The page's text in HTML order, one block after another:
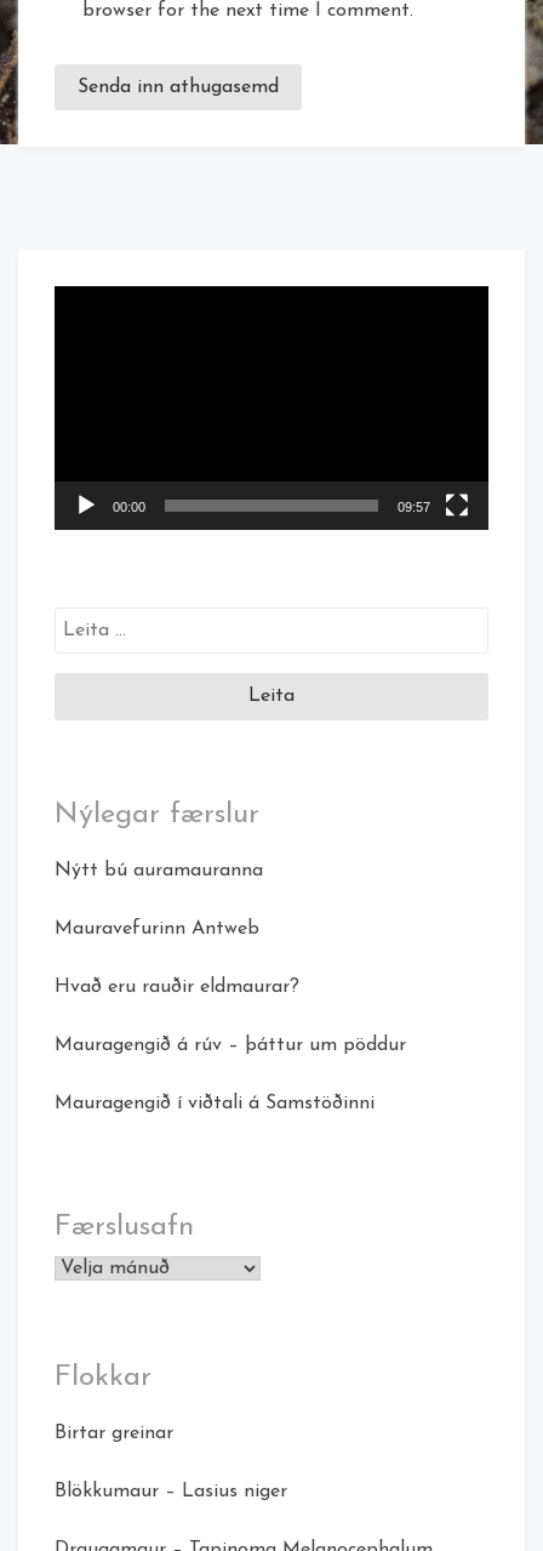
browser for the next time I comment.
00:00 09:57
Leita
Nýlegar færslur
Nýtt bú auramauranna
Mauravefurinn Antweb
Hvað eru rauðir eldmaurar?
Mauragengið á rúv – þáttur um pöddur
Mauragengið í viðtali á Samstöðinni
Færslusafn
Færslusafn
Flokkar
Birtar greinar
Blökkumaur – Lasius niger